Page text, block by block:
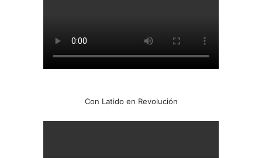
Con Latido en Revolución